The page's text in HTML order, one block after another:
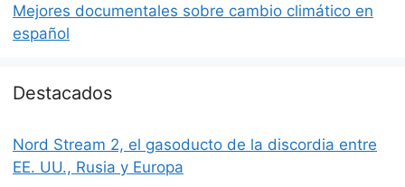
Mejores documentales sobre cambio climático en
español
Destacados
Nord Stream 2, el gasoducto de la discordia entre
EE. UU., Rusia y Europa